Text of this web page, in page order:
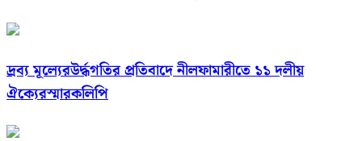
দ্রব্য মূল্যেরউর্দ্ধগতির প্রতিবাদে নীলফামারীতে ১১ দলীয়
ঐক্যেরস্মারকলিপি